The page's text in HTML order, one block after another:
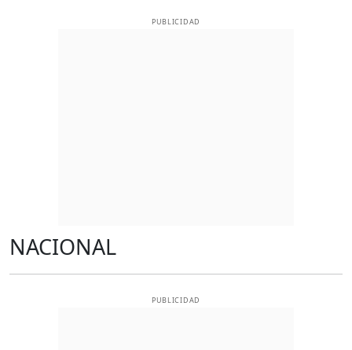
PUBLICIDAD
NACIONAL
PUBLICIDAD